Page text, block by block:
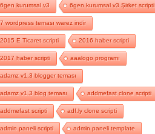
6gen kurumsal v3 6gen kurumsal v3 Şirket scripti
7 wordpress teması warez indir
2015 E Ticaret scripti 2016 haber scripti
2017 haber scripti aaalogo programı
adamz v1.3 blogger teması
adamz v1.3 blog teması addmefast clone scripti
addmefast scripti adf.ly clone scripti
admin paneli scripti admin paneli template